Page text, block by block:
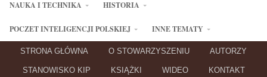
NAUKA I TECHNIKA HISTORIA
POCZET INTELIGENCJI POLSKIEJ INNE TEMATY
STRONA GŁÓWNA O STOWARZYSZENIU AUTORZY
STANOWISKO KIP KSIĄŻKI WIDEO KONTAKT